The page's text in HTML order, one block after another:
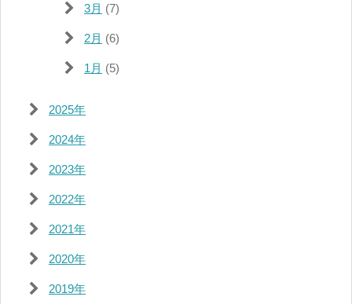
3月 (7)
2月 (6)
1月 (5)
2025年
2024年
2023年
2022年
2021年
2020年
2019年